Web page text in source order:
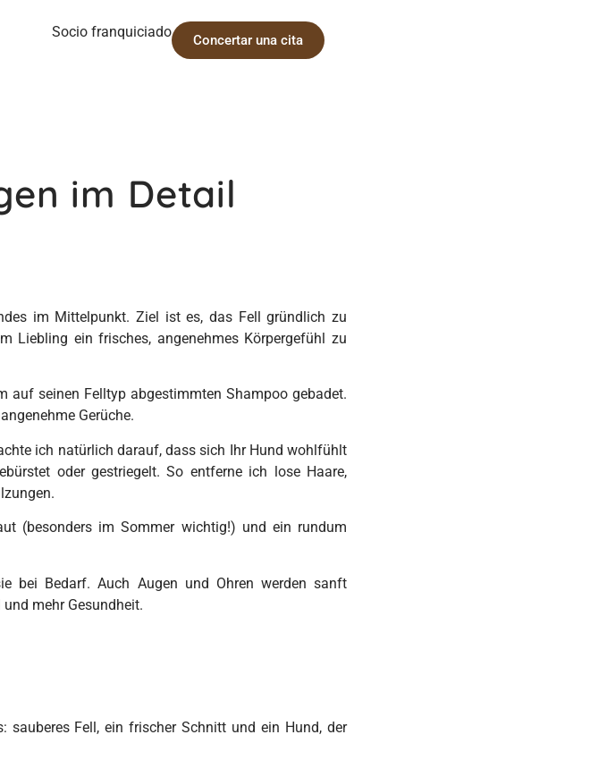
Socio franquiciado Concertar una cita
im Detail
im Mittelpunkt. Ziel ist es, das Fell gründlich zu
Liebling ein frisches, angenehmes Körpergefühl zu
auf seinen Felltyp abgestimmten Shampoo gebadet.
Gerüche.
ich natürlich darauf, dass sich Ihr Hund wohlfühlt
oder gestriegelt. So entferne ich lose Haare,
(besonders im Sommer wichtig!) und ein rundum
bei Bedarf. Auch Augen und Ohren werden sanft
mehr Gesundheit.
sauberes Fell, ein frischer Schnitt und ein Hund, der